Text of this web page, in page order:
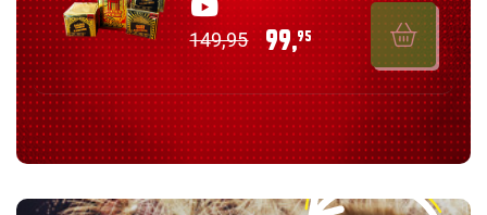
149,95 99,95